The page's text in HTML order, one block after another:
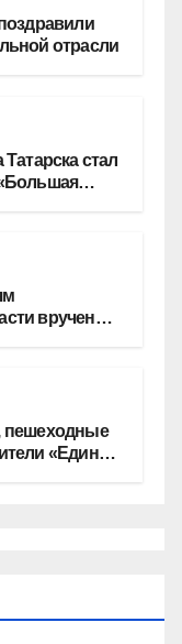
отрасли
стал
вручены
пешеходные
«Единой